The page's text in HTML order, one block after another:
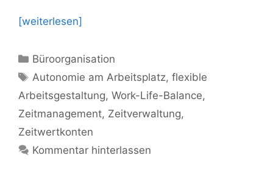
[weiterlesen]
Kategorien
Büroorganisation
Schlagwörter
Autonomie am Arbeitsplatz,flexible
Arbeitsgestaltung, Work-Life-Balance,
Zeitmanagement, Zeitverwaltung,
Zeitwertkonten
Kommentar hinterlassen